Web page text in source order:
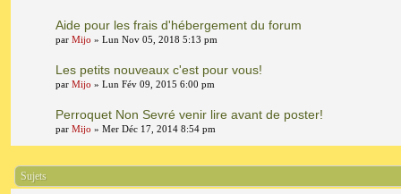
Aide pour les frais d'hébergement du forum
par Mijo » Lun Nov 05, 2018 5:13 pm
Les petits nouveaux c'est pour vous!
par Mijo » Lun Fév 09, 2015 6:00 pm
Perroquet Non Sevré venir lire avant de poster!
par Mijo » Mer Déc 17, 2014 8:54 pm
Sujets